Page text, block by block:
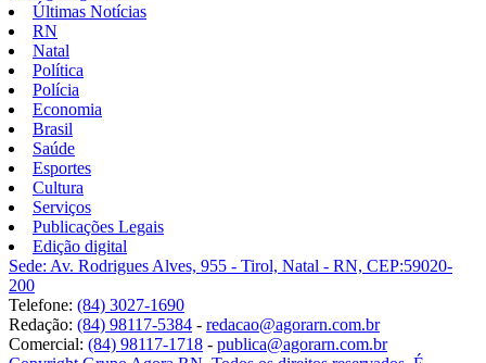
Últimas Notícias
RN
Natal
Política
Polícia
Economia
Brasil
Saúde
Esportes
Cultura
Serviços
Publicações Legais
Edição digital
Sede: Av. Rodrigues Alves, 955 - Tirol, Natal - RN, CEP:59020-
200
Telefone: (84) 3027-1690
Redação: (84) 98117-5384 - redacao@agorarn.com.br
Comercial: (84) 98117-1718 - publica@agorarn.com.br